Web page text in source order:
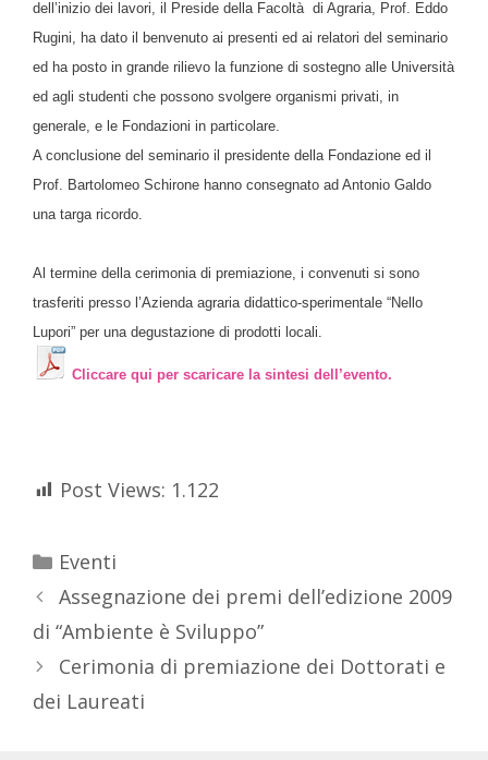
dell’inizio dei lavori, il Preside della Facoltà di Agraria, Prof. Eddo
Rugini, ha dato il benvenuto ai presenti ed ai relatori del seminario
ed ha posto in grande rilievo la funzione di sostegno alle Università
ed agli studenti che possono svolgere organismi privati, in
generale, e le Fondazioni in particolare.
A conclusione del seminario il presidente della Fondazione ed il
Prof. Bartolomeo Schirone hanno consegnato ad Antonio Galdo
una targa ricordo.
Al termine della cerimonia di premiazione, i convenuti si sono
trasferiti presso l’Azienda agraria didattico-sperimentale “Nello
Lupori” per una degustazione di prodotti locali.
Cliccare qui per scaricare la sintesi dell’evento.
Post Views: 1.122
Eventi
Assegnazione dei premi dell’edizione 2009
di “Ambiente è Sviluppo”
Cerimonia di premiazione dei Dottorati e
dei Laureati